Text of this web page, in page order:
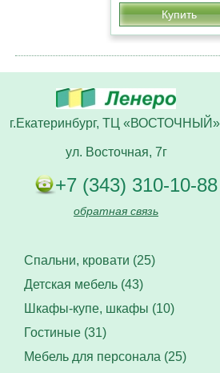
Купить
г.Екатеринбург, ТЦ
ул. Восточная, 7г
+7 (343) 310-10-88
обратная связь
Спальни, кровати (25)
Детская мебель (43)
Шкафы-купе, шкафы (10)
Гостиные (31)
Мебель для персонала (25)